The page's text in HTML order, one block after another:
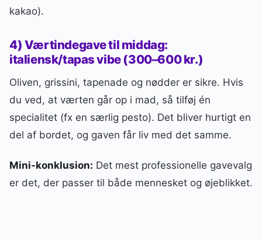
kakao).
4) Værtindegave til middag:
italiensk/tapas vibe (300–600 kr.)
Oliven, grissini, tapenade og nødder er sikre. Hvis
du ved, at værten går op i mad, så tilføj én
specialitet (fx en særlig pesto). Det bliver hurtigt en
del af bordet, og gaven får liv med det samme.
Mini-konklusion: Det mest professionelle gavevalg
er det, der passer til både mennesket og øjeblikket.